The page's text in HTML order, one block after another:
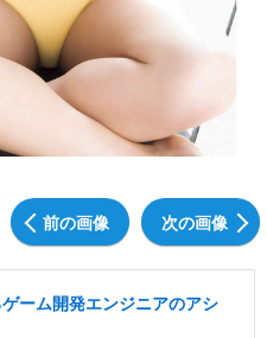
前の画像 次の画像
ーム開発エンジニアのアシ